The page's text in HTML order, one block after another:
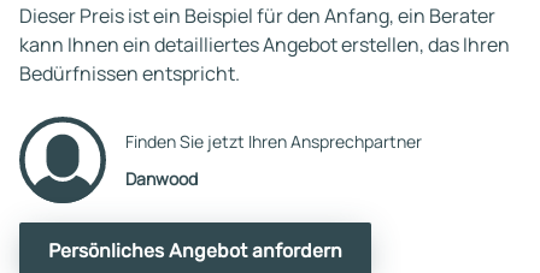
Dieser Preis ist ein Beispiel für den Anfang, ein Berater
kann Ihnen ein detailliertes Angebot erstellen, das Ihren
Bedürfnissen entspricht.
Finden Sie jetzt Ihren Ansprechpartner
Danwood
Persönliches Angebot anfordern